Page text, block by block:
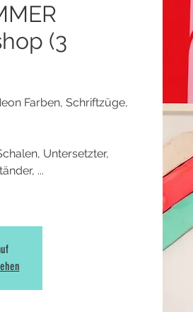
(3
Farben, Schriftzüge,
Untersetzter,
...